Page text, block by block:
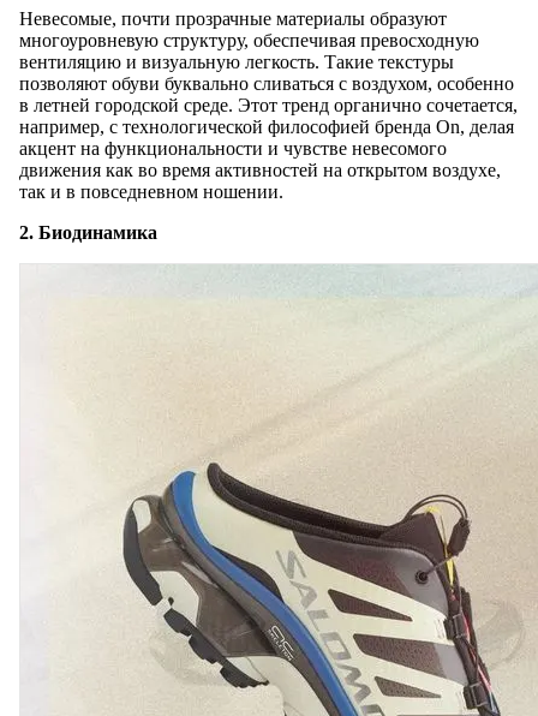
Невесомые, почти прозрачные материалы образуют
многоуровневую структуру, обеспечивая превосходную
вентиляцию и визуальную легкость. Такие текстуры
позволяют обуви буквально сливаться с воздухом, особенно
в летней городской среде. Этот тренд органично сочетается,
например, с технологической философией бренда On, делая
акцент на функциональности и чувстве невесомого
движения как во время активностей на открытом воздухе,
так и в повседневном ношении.
2. Биодинамика